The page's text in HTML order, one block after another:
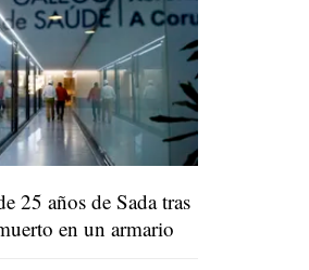
25 años de Sada tras
en un armario